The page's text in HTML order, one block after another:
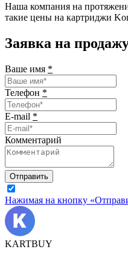
Наша компания на
такие цены на картриджи
Заявка на
Ваше имя *
Телефон *
E-mail *
Комментарий
Отправить
Нажимая на кнопку
KARTBUY